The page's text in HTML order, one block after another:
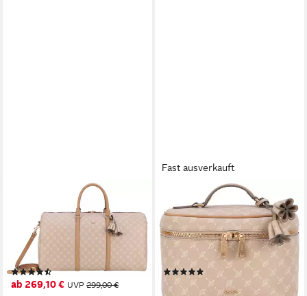
Weekender cortina 1.0 aurora
weekender lhz, Reisetasche,
Sporttasche mit abnehmbaren
Schulterriemen
(7)
ab 269,10 € UVP 299,00 €
Fast ausverkauft
Kosmetiktasche cortina 1.0
flora washbag mhz,
Schminktasche Beautycase
Kulturbeutel
(17)
ab 136,50 € UVP 149,95 €